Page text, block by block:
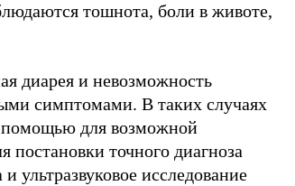
тошнота, боли в животе,
диарея и невозможность
симптомами. В таких случаях
помощью для возможной
точного диагноза
ультразвуковое исследование